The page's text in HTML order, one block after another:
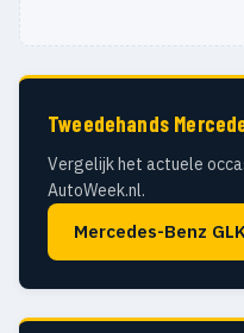
Tweedehands
Vergelijk het actuele
AutoWeek.nl.
Mercedes-Benz